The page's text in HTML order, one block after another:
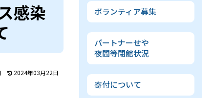
感染
2024年03月22日
ボランティア募集
パートナーせや
夜間等閉館状況
寄付について